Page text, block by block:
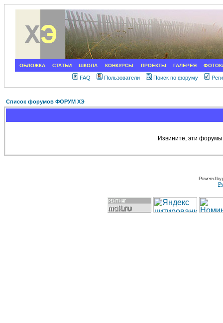
ОБЛОЖКА СТАТЬИ ШКОЛА КОНКУРСЫ ПРОЕКТЫ ГАЛЕРЕЯ
FAQ Пользователи Поиск по форуму
Список форумов ФОРУМ ХЭ
Извините, эти
Powered by